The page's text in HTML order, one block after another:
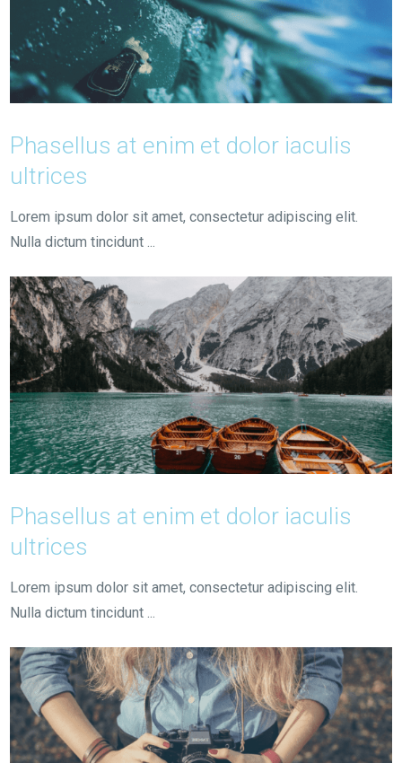
Phasellus at enim et dolor iaculis
ultrices
Lorem ipsum dolor sit amet, consectetur adipiscing elit.
Nulla dictum tincidunt ...
Phasellus at enim et dolor iaculis
ultrices
Lorem ipsum dolor sit amet, consectetur adipiscing elit.
Nulla dictum tincidunt ...